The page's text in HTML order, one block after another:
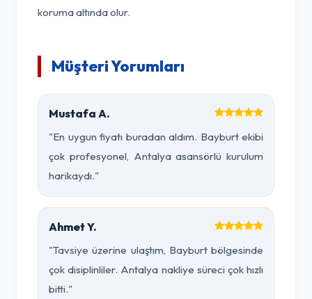
koruma altında olur.
Müşteri Yorumları
Mustafa A.
"En uygun fiyatı buradan aldım. Bayburt ekibi
çok profesyonel, Antalya asansörlü kurulum
harikaydı."
Ahmet Y.
"Tavsiye üzerine ulaştım, Bayburt bölgesinde
çok disiplinliler. Antalya nakliye süreci çok hızlı
bitti."